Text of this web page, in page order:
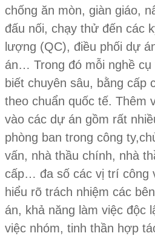
chống ăn mòn, giàn giáo,
đấu nối, chạy thử đến các
lượng (QC), điều phối dự
án… Trong đó mỗi nghề cụ
biết chuyên sâu, bằng cấp
theo chuẩn quốc tế. Thêm
vào các dự án gồm rất
phòng ban trong công
vấn, nhà thầu chính, nhà
cấp… đa số các vị trí công
hiểu rõ trách nhiệm các
án, khả năng làm việc độc
việc nhóm, tinh thần hợp